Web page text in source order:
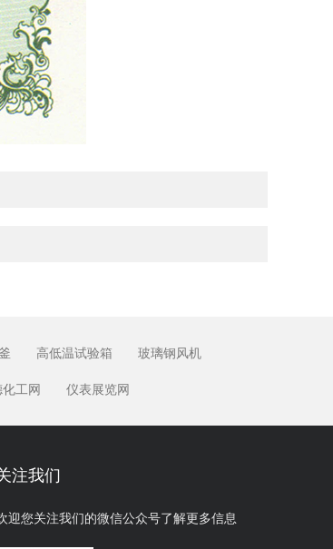
高低温试验箱 玻璃钢风机
工网 仪表展览网
注我们
迎您关注我们的微信公众号了解更多信息